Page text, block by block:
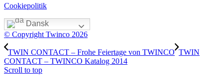
Cookiepolitik
Dansk
© Copyright Twinco 2026
TWIN CONTACT – Frohe Feiertage von TWINCO TWIN
CONTACT – TWINCO Katalog 2014
Scroll to top